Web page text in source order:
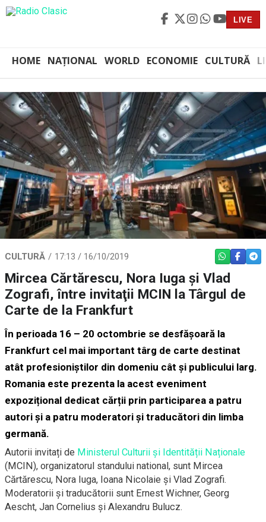
LIVE
HOME NAȚIONAL WORLD ECONOMIE CULTURĂ
CULTURĂ 17:13 / 16/10/2019 WHATSAPP
Mircea Cărtărescu, Nora Iuga şi Vlad
Zografi, între invitaţii MCIN la Târgul de
Carte de la Frankfurt
În perioada 16 – 20 octombrie se desfășoară la
Frankfurt cel mai important târg de carte destinat
atât profesioniștilor din domeniu cât și publicului larg.
Romania este prezenta la acest eveniment
expozițional dedicat cărții prin participarea a patru
autori și a patru moderatori și traducători din limba
germană.
Autorii invitați de Ministerul Culturii și Identității Naționale
(MCIN), organizatorul standului national, sunt Mircea
Cărtărescu, Nora Iuga, Ioana Nicolaie și Vlad Zografi.
Moderatorii și traducătorii sunt Ernest Wichner, Georg
Aescht, Jan Cornelius și Alexandru Bulucz.